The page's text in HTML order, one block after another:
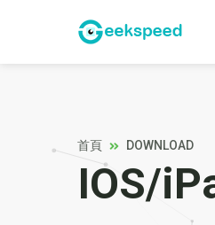
首頁 DOWNLOAD
IOS/